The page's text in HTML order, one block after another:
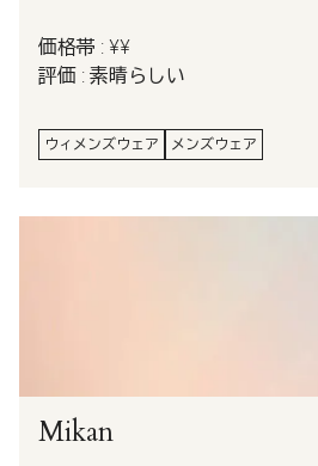
価格帯 : ¥¥
評価 : 素晴らしい
ウィメンズウェア メンズウェア
Mikan